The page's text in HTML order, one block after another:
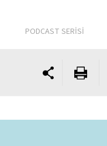
PODCAST SERİSİ